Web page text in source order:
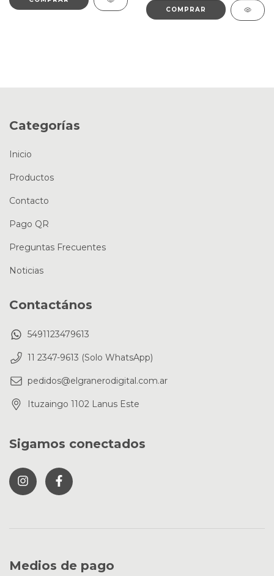
Categorías
Inicio
Productos
Contacto
Pago QR
Preguntas Frecuentes
Noticias
Contactános
5491123479613
11 2347-9613 (Solo WhatsApp)
pedidos@elgranerodigital.com.ar
Ituzaingo 1102 Lanus Este
Sigamos conectados
Medios de pago